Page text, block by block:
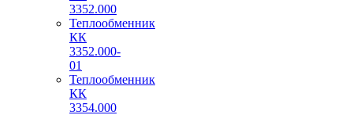
3352.000
Теплообменник
КК
3352.000-
01
Теплообменник
КК
3354.000